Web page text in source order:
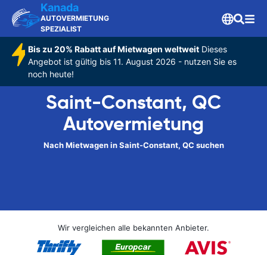
Kanada
AUTOVERMIETUNG
SPEZIALIST
Bis zu 20% Rabatt auf Mietwagen weltweitDieses
Angebot ist gültig bis 11. August 2026 - nutzen Sie es
noch heute!
Saint-Constant, QC
Autovermietung
Nach Mietwagen in Saint-Constant, QC suchen
Wir vergleichen alle bekannten Anbieter.